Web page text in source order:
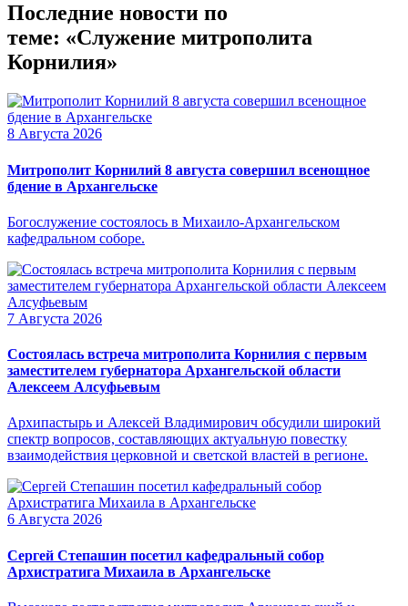
Последние новости по
теме: «Служение митрополита
Корнилия»
8 Августа 2026
Митрополит Корнилий 8 августа совершил всенощное
бдение в Архангельске
Богослужение состоялось в Михаило-Архангельском
кафедральном соборе.
7 Августа 2026
Состоялась встреча митрополита Корнилия с первым
заместителем губернатора Архангельской области
Алексеем Алсуфьевым
Архипастырь и Алексей Владимирович обсудили широкий
спектр вопросов, составляющих актуальную повестку
взаимодействия церковной и светской властей в регионе.
6 Августа 2026
Сергей Степашин посетил кафедральный собор
Архистратига Михаила в Архангельске